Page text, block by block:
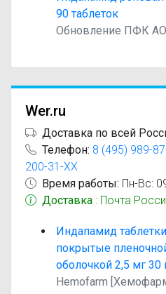
90 таблеток
Обновление ПФК АО
Wer.ru
Доставка по всей
Телефон: 8 (495) 989-
200-31-XX
Время работы: Пн-Вс:
Доставка : Почта
Индапамид таблетки
покрытые
оболочкой 2,5 мг 30
Hemofarm